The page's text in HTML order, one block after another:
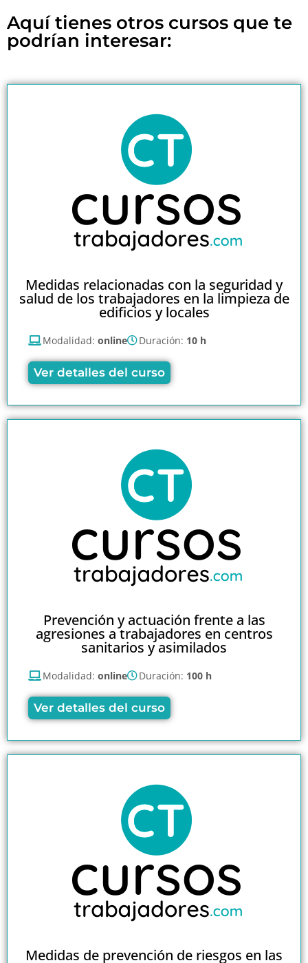
Aquí tienes otros cursos que te
podrían interesar:
Medidas relacionadas con la seguridad y
salud de los trabajadores en la limpieza de
edificios y locales
Modalidad: online Duración: 10 h
Ver detalles del curso
Prevención y actuación frente a las
agresiones a trabajadores en centros
sanitarios y asimilados
Modalidad: online Duración: 100 h
Ver detalles del curso
Medidas de prevención de riesgos en las